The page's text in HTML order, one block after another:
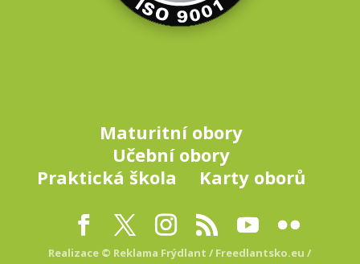
Maturitní obory
Učební obory
Praktická škola
Karty oborů
Realizace © Reklama Frýdlant/ Freedlantsko.eu /